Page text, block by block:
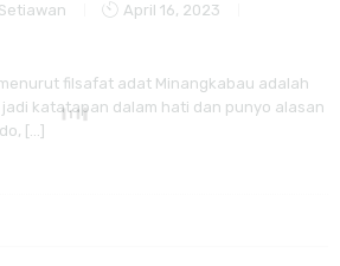
April 16, 2023
filsafat adat Minangkabau adalah
katatapan dalam hati dan punyo alasan
[…]